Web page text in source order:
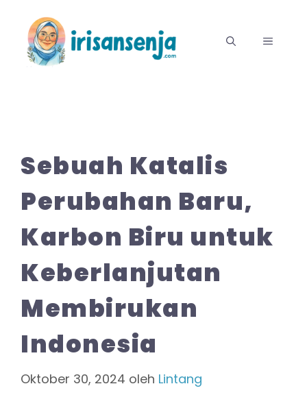
MENU
Sebuah Katalis
Perubahan Baru,
Karbon Biru untuk
Keberlanjutan
Membirukan
Indonesia
Oktober 30, 2024 oleh Lintang